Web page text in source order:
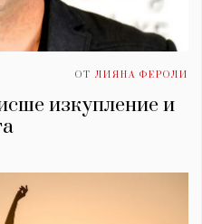
ОТ ЛИЯНА ФЕРОЛИ
изкупление и